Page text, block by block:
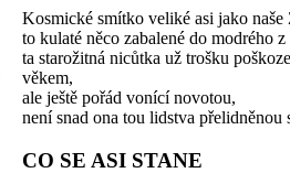
Kosmické smítko veliké asi jako naše
to kulaté něco zabalené do modrého z
ta starožitná nicůtka už trošku
věkem,
ale ještě pořád vonící novotou,
není snad ona tou lidstva přelidněnou
CO SE ASI STANE